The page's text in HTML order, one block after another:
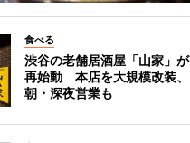
食べる
渋谷の老舗居酒屋「山家」が
再始動 本店を大規模改装、
朝・深夜営業も